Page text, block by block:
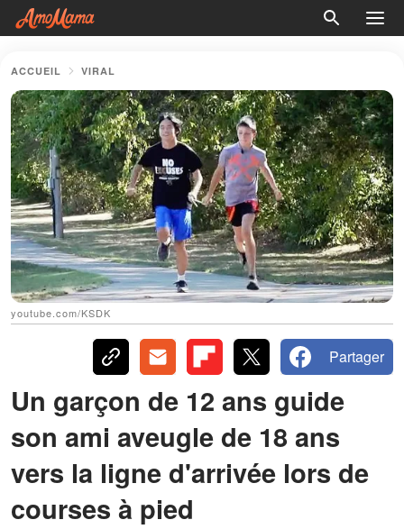
ACCUEIL VIRAL
youtube.com/KSDK
Partager
Un garçon de 12 ans guide
son ami aveugle de 18 ans
vers la ligne d'arrivée lors de
courses à pied